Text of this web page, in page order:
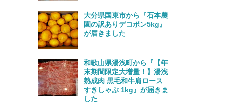
大分県国東市から『石本農
園の訳ありデコポン5kg』
が届きました
和歌山県湯浅町から『【年
末期間限定大増量！】湯浅
熟成肉 黒毛和牛肩ロース
すきしゃぶ 1kg』が届きま
した